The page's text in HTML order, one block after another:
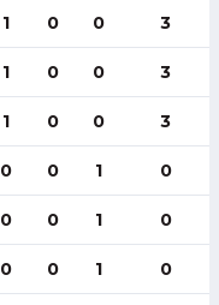
1 0 0 3
1 0 0 3
1 0 0 3
0 0 1 0
0 0 1 0
0 0 1 0